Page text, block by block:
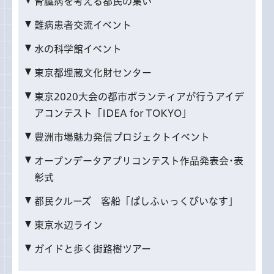
難病患者交流イベント
水の科学館イベント
東京都埋蔵文化財センター
東京2020大会の都市ボランティアが行うアイデ
アコンテスト「IDEA for TOKYO」
豊洲市場魅力発信プロジェクトイベント
オープンデータアプリコンテスト作品発表会･表
彰式
都民クルーズ 客船「ぱしふぃっくびいなす」
東京水辺ライン
ガイドと歩く街路樹ツアー